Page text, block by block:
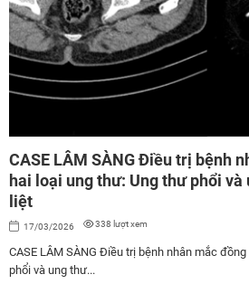
CASE LÂM SÀNG Điều trị bệnh
hai loại ung thư: Ung thư phổi
liệt
17/03/2026 338 lượt xem
CASE LÂM SÀNG Điều trị bệnh nhân mắc
phổi và ung thư...